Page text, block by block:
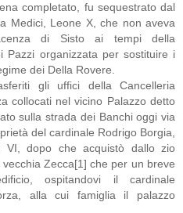
completato, fu sequestrato dal
Medici, Leone X, che non aveva
di Sisto ai tempi della
Pazzi organizzata per sostituire i
dei Della Rovere.
gli uffici della Cancelleria
collocati nel vicino Palazzo detto
sulla strada dei Banchi oggi via
del cardinale Rodrigo Borgia,
VI, dopo che acquistò dallo zio
Zecca[1] che per un breve
ospitandovi il cardinale
alla cui famiglia il palazzo